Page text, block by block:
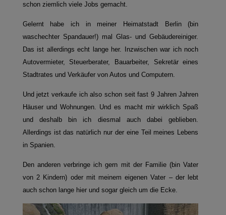
schon ziemlich viele Jobs gemacht.
Gelernt habe ich in meiner Heimatstadt Berlin (bin
waschechter Spandauer!) mal Glas- und Gebäudereiniger.
Das ist allerdings echt lange her. Inzwischen war ich noch
Autovermieter, Steuerberater, Bauarbeiter, Sekretär eines
Stadtrates und Verkäufer von Autos und Computern.
Und jetzt verkaufe ich also schon seit fast 9 Jahren Jahren
Häuser und Wohnungen. Und es macht mir wirklich Spaß
und deshalb bin ich diesmal auch dabei geblieben.
Allerdings ist das natürlich nur der eine Teil meines Lebens
in Spanien.
Den anderen verbringe ich gern mit der Familie (bin Vater
von 2 Kindern) oder mit meinem eigenen Vater – der lebt
auch schon lange hier und sogar gleich um die Ecke.